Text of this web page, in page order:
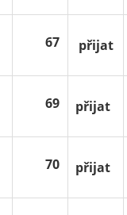
67 přijat
69 přijat
70 přijat